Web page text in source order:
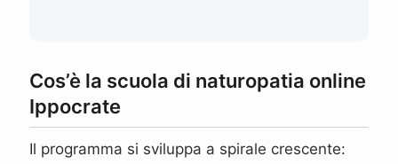
Cos’è la scuola di naturopatia online
Ippocrate
Il programma si sviluppa a spirale crescente: